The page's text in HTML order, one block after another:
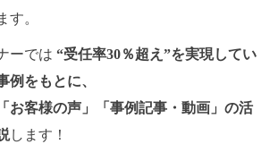
す。
ーでは “受任率30％超え”を実現してい
例をもとに、
お客様の声」「事例記事・動画」の活
します！